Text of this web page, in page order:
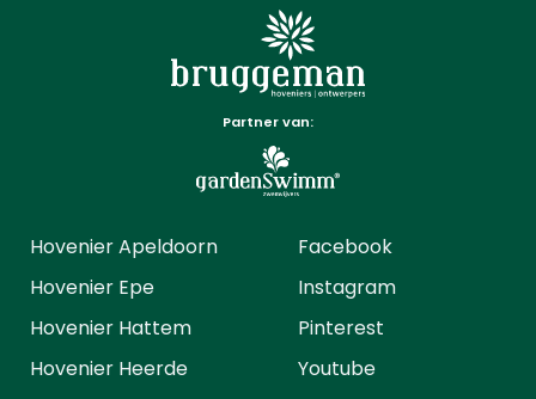
Partner van:
Hovenier Apeldoorn
Hovenier Epe
Hovenier Hattem
Hovenier Heerde
Facebook
Instagram
Pinterest
Youtube